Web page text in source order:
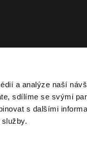
a analýze naší
sdílíme se svými
s dalšími